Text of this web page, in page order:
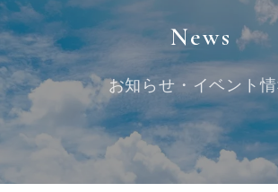
News
お知らせ・イベント